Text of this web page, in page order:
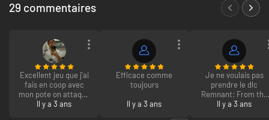
29 commentaires
Excellent jeu que j'ai
fais en coop avec
mon pote on attaque
le 2 on va tout pété !!
Il y a 3 ans
Efficace comme
toujours
Il y a 3 ans
Je ne voulais pas
prendre le dlc
Remnant: From the
Ashes - Swamps of
Il y a 3 ans